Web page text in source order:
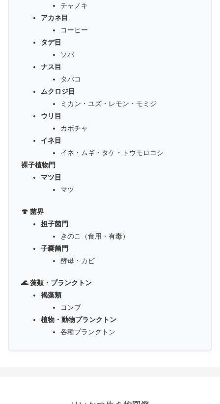
チャノキ
アカネ目
コーヒー
タデ目
ソバ
ナス目
タバコ
ムクロジ目
ミカン・ユズ・レモン・モミジ
ウリ目
カボチャ
イネ目
イネ・ムギ・タケ・トウモロコシ
裸子植物門
マツ目
マツ
🍄 菌界
担子菌門
きのこ（食用・有毒）
子嚢菌門
酵母・カビ
🌊 藻類・プランクトン
褐藻類
コンブ
植物・動物プランクトン
各種プランクトン